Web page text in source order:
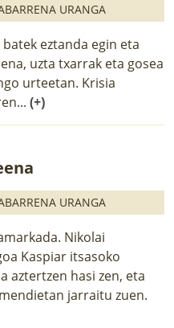
URANGA
eztanda egin eta
uzta txarrak eta gosea
urteetan. Krisia
(+)
URANGA
Nikolai
Kaspiar itsasoko
aztertzen hasi zen, eta
jarraitu zuen.